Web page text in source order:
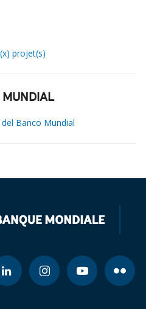
projet(s)
MUNDIAL
Banco Mundial